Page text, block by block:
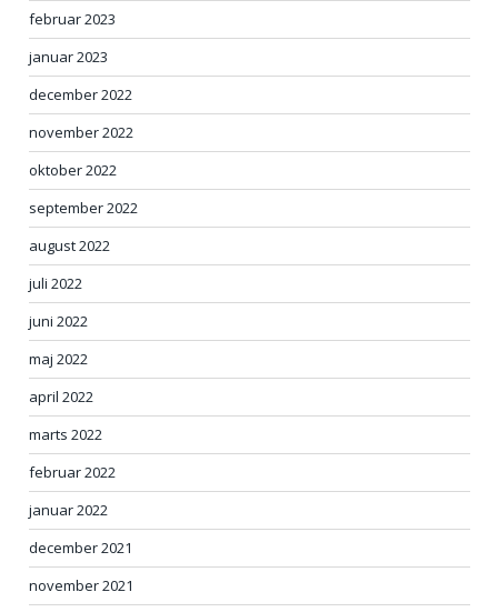
februar 2023
januar 2023
december 2022
november 2022
oktober 2022
september 2022
august 2022
juli 2022
juni 2022
maj 2022
april 2022
marts 2022
februar 2022
januar 2022
december 2021
november 2021